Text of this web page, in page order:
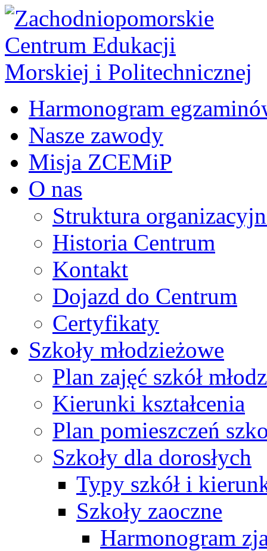
Harmonogram
Nasze zawody
Misja ZCEMiP
O nas
Struktura
Historia Centrum
Kontakt
Dojazd do Centrum
Certyfikaty
Szkoły młodzieżowe
Plan zajęć szkół
Kierunki kształcenia
Plan pomieszczeń
Szkoły dla dorosłych
Typy szkół i
Szkoły zaoczne
Harmonogram